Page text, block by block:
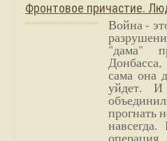
Фронтовое причастие.
Война -
"дама"
сама она
уйдет.
прогнать